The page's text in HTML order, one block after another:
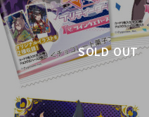
SOLD OUT